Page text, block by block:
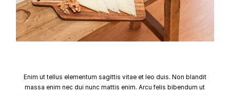
Enim ut tellus elementum sagittis vitae et leo duis. Non blandit
massa enim nec dui nunc mattis enim. Arcu felis bibendum ut